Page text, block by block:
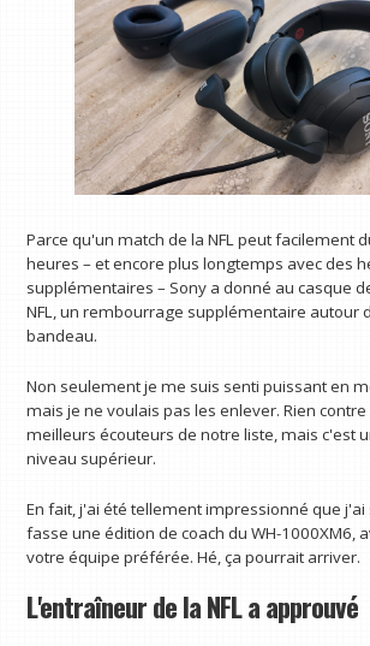
Parce qu'un match de la NFL peut facilement
heures – et encore plus longtemps avec des
supplémentaires – Sony a donné au casque
NFL, un rembourrage supplémentaire autour
bandeau.
Non seulement je me suis senti puissant en
mais je ne voulais pas les enlever. Rien
meilleurs écouteurs de notre liste, mais c'est
niveau supérieur.
En fait, j'ai été tellement impressionné que
fasse une édition de coach du WH-1000XM6,
votre équipe préférée. Hé, ça pourrait arriver.
L'entraîneur de la NFL a approuvé